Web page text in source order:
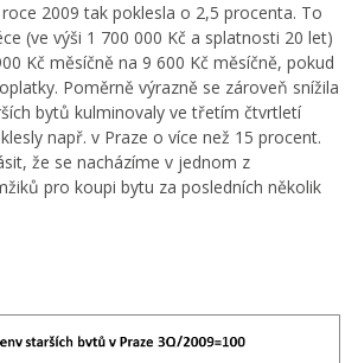
2009 tak poklesla o 2,5 procenta. To
(ve výši 1 700 000 Kč a splatnosti 20 let)
Kč měsíčně na 9 600 Kč měsíčně, pokud
Poměrně výrazně se zároveň snížila
bytů kulminovaly ve třetím čtvrtletí
např. v Praze o více než 15 procent.
že se nacházíme v jednom z
pro koupi bytu za posledních několik